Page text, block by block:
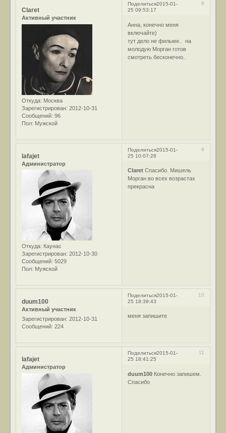
Поделиться 8
2015-01-
25 09:53:17
Claret
Активный участник
Откуда: Москва
Зарегистрирован: 2012-10-31
Сообщений: 96
Пол: Мужской
Анна, конечно меня
включайте)
тут дело не фильме.. на
молодую Морган готов
смотреть бесконечно..
Поделиться 9
2015-01-
25 10:07:28
lafajet
Администратор
Откуда: Каунас
Зарегистрирован: 2012-10-30
Сообщений: 5029
Пол: Мужской
Claret Спасибо. Мишель
Морган во всех возрастах
прекрасна
Поделиться 10
2015-01-
25 18:39:43
duum100
Активный участник
Зарегистрирован: 2012-10-31
Сообщений: 224
меня запишите
Поделиться 11
2015-01-
25 18:41:25
lafajet
Администратор
duum100 Конечно запишем.
Спасибо